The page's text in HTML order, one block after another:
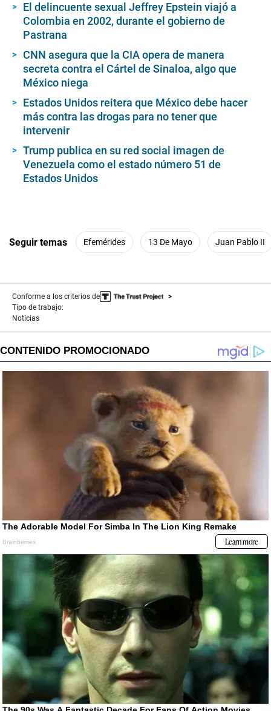
El delincuente sexual Jeffrey Epstein viajó a
Colombia en 2002, durante el gobierno de
Pastrana
CNN asegura que la CIA opera de manera
secreta contra el Cártel de Sinaloa, algo que
México niega
Estados Unidos reitera que México debe hacer
más contra las drogas para no tener que
intervenir
Trump publica en su red social imagen de
Venezuela como el estado número 51 de
Estados Unidos
Seguir temas Efemérides 13 De Mayo Juan Pablo II
Conforme a los criterios de
Tipo de trabajo:
Noticias